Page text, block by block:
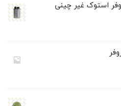
استوک غیر چینی